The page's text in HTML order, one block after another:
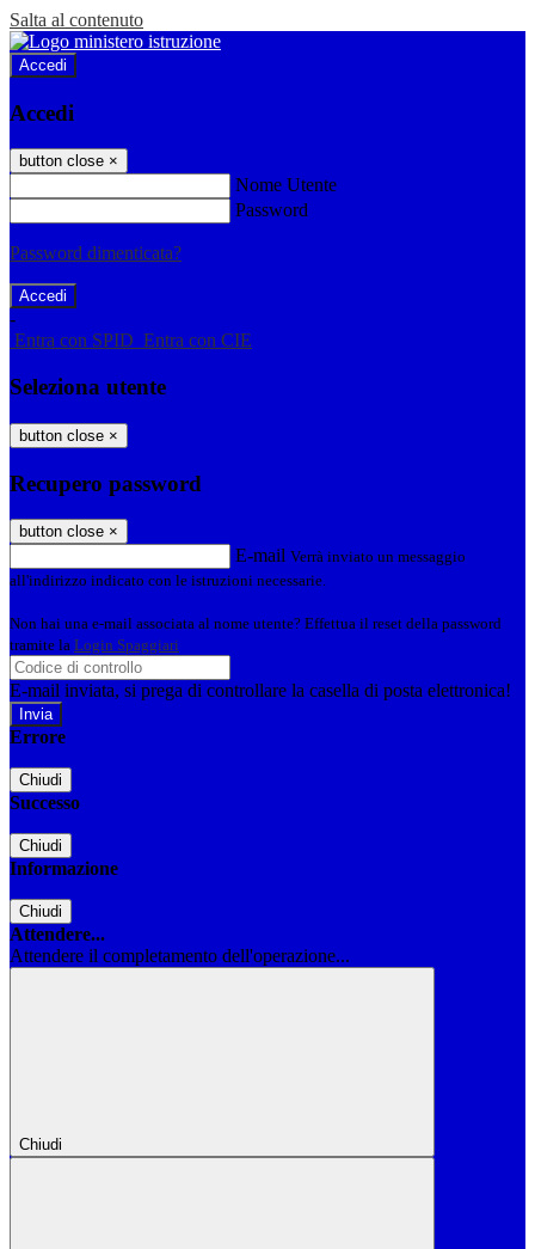
Salta al contenuto
Accedi
Accedi
button close ×
Nome Utente
Password
Password dimenticata?
-
Entra con SPID Entra con CIE
Seleziona utente
button close ×
Recupero password
button close ×
E-mail Verrà inviato un messaggio
all'indirizzo indicato con le istruzioni necessarie.
Non hai una e-mail associata al nome utente? Effettua il reset della password
tramite la Login Spaggiari
E-mail inviata, si prega di controllare la casella di posta elettronica!
Errore
Chiudi
Successo
Chiudi
Informazione
Chiudi
Attendere...
Attendere il completamento dell'operazione...
Chiudi